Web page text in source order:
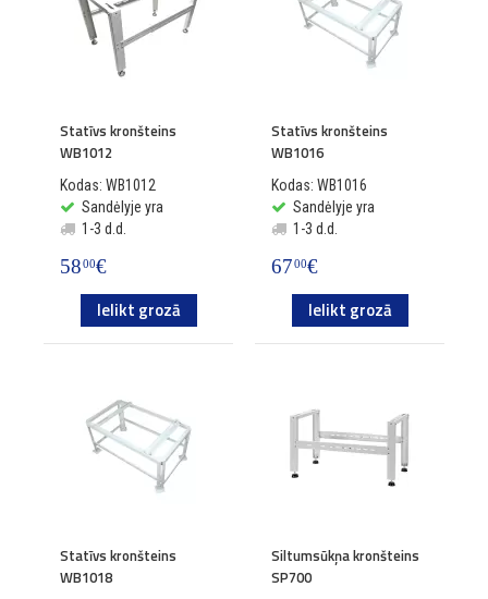
Statīvs kronšteins
WB1012
Kodas: WB1012
Sandėlyje yra
1-3 d.d.
5800€
Ielikt grozā
Statīvs kronšteins
WB1016
Kodas: WB1016
Sandėlyje yra
1-3 d.d.
6700€
Ielikt grozā
Statīvs kronšteins
WB1018
Siltumsūkņa kronšteins
SP700